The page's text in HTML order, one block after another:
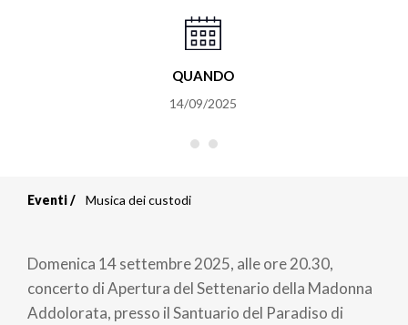
QUANDO
14/09/2025
di
pane
Eventi Musica dei custodi
Domenica 14 settembre 2025, alle ore 20.30,
concerto di Apertura del Settenario della Madonna
Addolorata, presso il Santuario del Paradiso di